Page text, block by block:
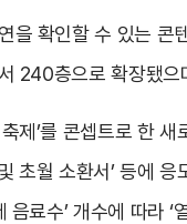
확인할 수 있는 콘
240층으로 확장됐
제’를 콘셉트로 한
초월 소환서’ 등에
음료수’ 개수에 따라